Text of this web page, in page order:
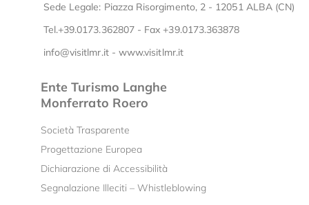
Sede Legale: Piazza Risorgimento, 2 - 12051 ALBA (CN)
Tel.+39.0173.362807 - Fax +39.0173.363878
info@visitlmr.it- www.visitlmr.it
Ente Turismo Langhe
Monferrato Roero
Società Trasparente
Progettazione Europea
Dichiarazione di Accessibilità
Segnalazione Illeciti – Whistleblowing